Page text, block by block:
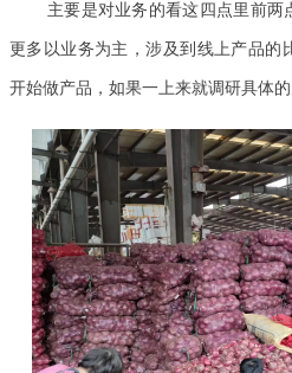
主要是对业务的看这四点里前两
更多以业务为主，涉及到线上产品的
开始做产品，如果一上来就调研具体